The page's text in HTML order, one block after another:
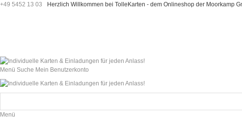
+49 5452 13 03 Herzlich Willkommen bei TolleKarten - dem Onlineshop der Moorkamp
Menü Suche Mein Benutzerkonto
Menü